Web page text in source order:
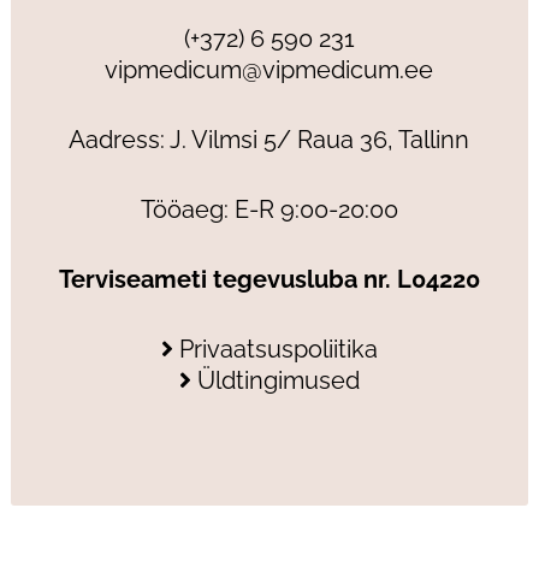
(+372) 6 590 231
vipmedicum@vipmedicum.ee
Aadress: J. Vilmsi 5/ Raua 36, Tallinn
Tööaeg: E-R 9:00-20:00
Terviseameti tegevusluba nr. L04220
Privaatsuspoliitika
Üldtingimused